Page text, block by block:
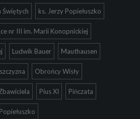
Świętych ks. Jerzy Popiełuszko
nr III im. Marii Konopnickiej
Ludwik Bauer Mauthausen
Obrońcy Wisły
Pius XI Pińczata
Popiełuszko